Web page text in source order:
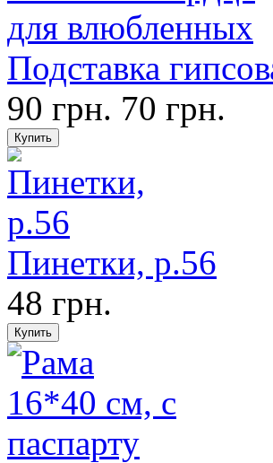
Подставка
90 грн. 70 грн.
Пинетки, р.56
48 грн.